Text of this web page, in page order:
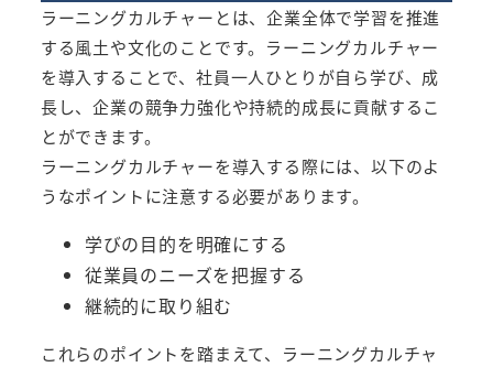
ラーニングカルチャーとは、企業全体で学習を推進
する風土や文化のことです。ラーニングカルチャー
を導入することで、社員一人ひとりが自ら学び、成
長し、企業の競争力強化や持続的成長に貢献するこ
とができます。
ラーニングカルチャーを導入する際には、以下のよ
うなポイントに注意する必要があります。
学びの目的を明確にする
従業員のニーズを把握する
継続的に取り組む
これらのポイントを踏まえて、ラーニングカルチャ